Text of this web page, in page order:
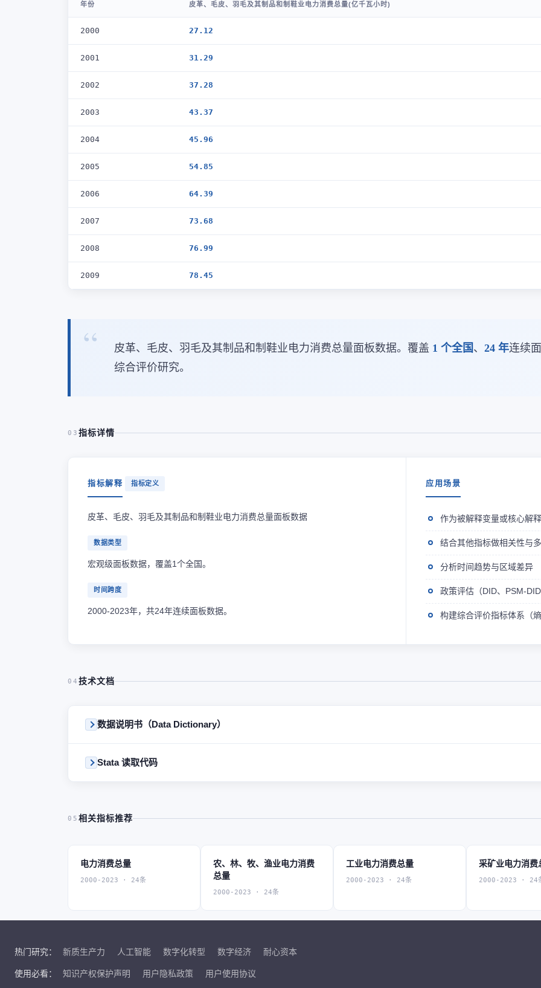
年份 皮革、毛皮、羽毛及其制品和制鞋业电力消费总量(亿千瓦小时)
2000 27.12
2001 31.29
2002 37.28
2003 43.37
2004 45.96
2005 54.85
2006 64.39
2007 73.68
2008 76.99
2009 78.45
皮革、毛皮、羽毛及其制品和制鞋业电力消费总量面板数据。覆盖 1 个全国 、 24 年连续
综合评价研究。
03 指标详情
指标解释 指标定义
皮革、毛皮、羽毛及其制品和制鞋业电力消费总量面板数据
数据类型
宏观级面板数据，覆盖1个全国。
时间跨度
2000-2023年，共24年连续面板数据。
应用场景
作为被解释变量或核心解
结合其他指标做相关性与
分析时间趋势与区域差异
政策评估（DID、PSM-DID
构建综合评价指标体系（熵
04 技术文档
数据说明书（Data Dictionary）
Stata 读取代码
05 相关指标推荐
电力消费总量
2000-2023 · 24条
农、林、牧、渔业电力消费
总量
2000-2023 · 24条
工业电力消费总量
2000-2023 · 24条
采矿业电力消费
2000-2023 · 24
热门研究： 新质生产力 人工智能 数字化转型 数字经济 耐心资本
使用必看： 知识产权保护声明 用户隐私政策 用户使用协议